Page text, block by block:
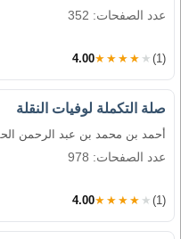
عدد الصفحات: 352
4.00★★★★★ (1)
صلة التكملة لوفيات النقلة
أحمد بن محمد بن عبد الرحمن
عدد الصفحات: 978
4.00★★★★★ (1)